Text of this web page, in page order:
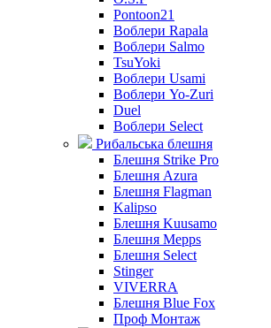
Pontoon21
Воблери Rapala
Воблери Salmo
TsuYoki
Воблери Usami
Воблери Yo-Zuri
Duel
Воблери Select
Рибальська блешня
Блешня Strike Pro
Блешня Azura
Блешня Flagman
Kalipso
Блешня Kuusamo
Блешня Mepps
Блешня Select
Stinger
VIVERRA
Блешня Blue Fox
Проф Монтаж